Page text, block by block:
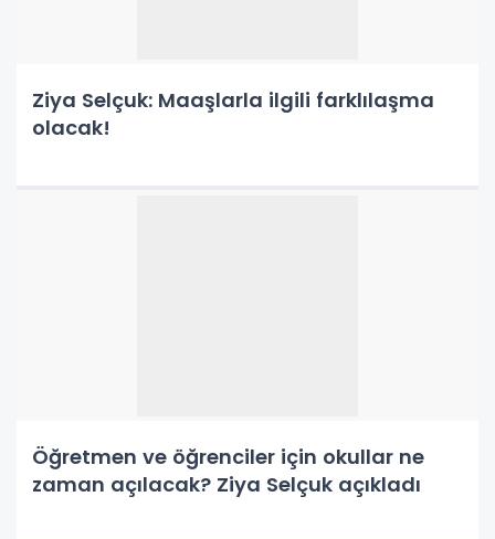
Ziya Selçuk: Maaşlarla ilgili farklılaşma
olacak!
Öğretmen ve öğrenciler için okullar ne
zaman açılacak? Ziya Selçuk açıkladı